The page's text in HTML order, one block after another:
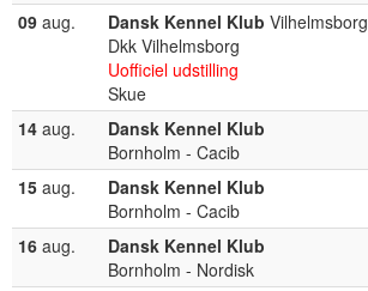
09 aug. Dansk Kennel Klub Vilhelmsborg
Dkk Vilhelmsborg
Uofficiel udstilling
Skue
14 aug.
Dansk Kennel Klub
Bornholm - Cacib
15 aug.
Dansk Kennel Klub
Bornholm - Cacib
16 aug.
Dansk Kennel Klub
Bornholm - Nordisk